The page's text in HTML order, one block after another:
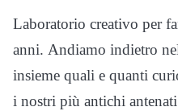
Laboratorio creativo per
anni. Andiamo indietro
insieme quali e quanti
i nostri più antichi